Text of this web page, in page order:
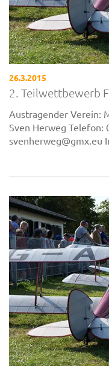
26.3.2015
2. Teilwettbewerb
Austragender Verein:
Sven Herweg Telefon:
svenherweg@gmx.eu